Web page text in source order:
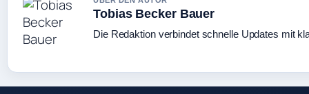
Tobias Becker Bauer
Die Redaktion verbindet schnelle Updates mit